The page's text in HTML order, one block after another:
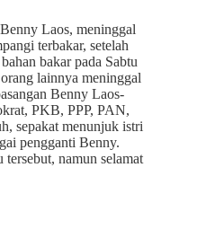
Laos, meninggal
terbakar, setelah
bakar pada Sabtu
lainnya meninggal
Benny Laos-
PKB, PPP, PAN,
sepakat menunjuk istri
pengganti Benny.
namun selamat